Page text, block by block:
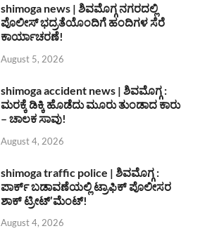
shimoga news | ಶಿವಮೊಗ್ಗ ನಗರದಲ್ಲಿ
ಪೊಲೀಸ್ ಭದ್ರತೆಯೊಂದಿಗೆ ಹಂದಿಗಳ ಸೆರೆ
ಕಾರ್ಯಾಚರಣೆ!
August 5, 2026
shimoga accident news | ಶಿವಮೊಗ್ಗ :
ಮರಕ್ಕೆ ಡಿಕ್ಕಿ ಹೊಡೆದು ಮೂರು ತುಂಡಾದ ಕಾರು
– ಚಾಲಕ ಸಾವು!
August 4, 2026
shimoga traffic police | ಶಿವಮೊಗ್ಗ :
ಪಾರ್ಕ್ ಬಡಾವಣೆಯಲ್ಲಿ ಟ್ರಾಫಿಕ್ ಪೊಲೀಸರ
ಶಾಕ್ ಟ್ರೀಟ್’ಮೆಂಟ್!
August 4, 2026